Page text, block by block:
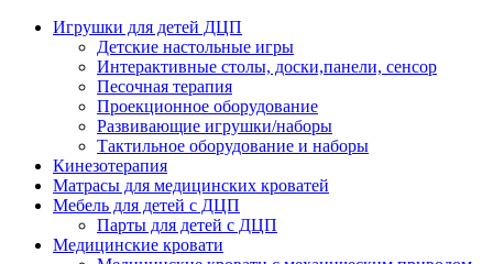
Игрушки для детей ДЦП
Детские настольные игры
Интерактивные столы, доски,панели, сенсор
Песочная терапия
Проекционное оборудование
Развивающие игрушки/наборы
Тактильное оборудование и наборы
Кинезотерапия
Матрасы для медицинских кроватей
Мебель для детей с ДЦП
Парты для детей с ДЦП
Медицинские кровати